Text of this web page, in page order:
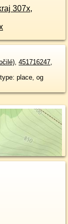
307x,
, 451716247,
place, og